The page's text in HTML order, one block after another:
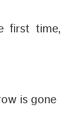
first time,
is gone